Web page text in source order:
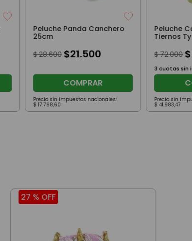
Peluche Panda Canchero
25cm
$ 28.600 $21.500
COMPRAR
Precio sin impuestos nacionales:
$ 17.768,60
Peluche
Tiernos
$ 72.000 $
3 cuotas sin
Precio sin
$ 41.983,47
27 %OFF